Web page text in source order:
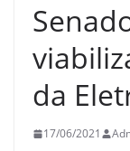
da
17/06/2021